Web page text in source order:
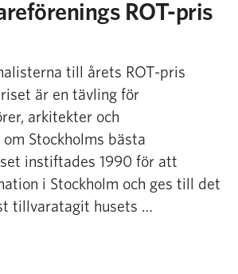
ROT-pris
till årets ROT-pris
är en tävling för
arkitekter och
Stockholms bästa
instiftades 1990 för att
i Stockholm och ges till det
tillvaratagit husets …